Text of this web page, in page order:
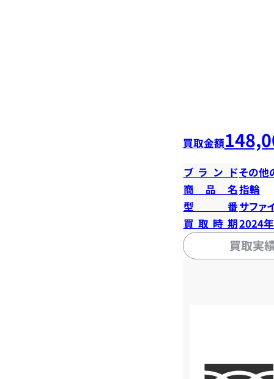
買取金額
ブランドその他
商品名指輪
型番サファ
買取時期2024
買取実